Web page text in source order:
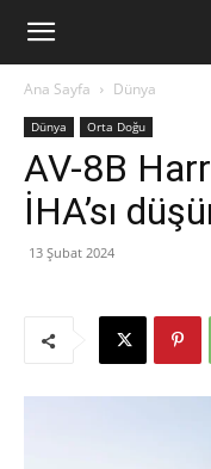
Ana Sayfa Dünya
Dünya Orta Doğu
AV-8B
İHA’sı
13 Şubat 2024